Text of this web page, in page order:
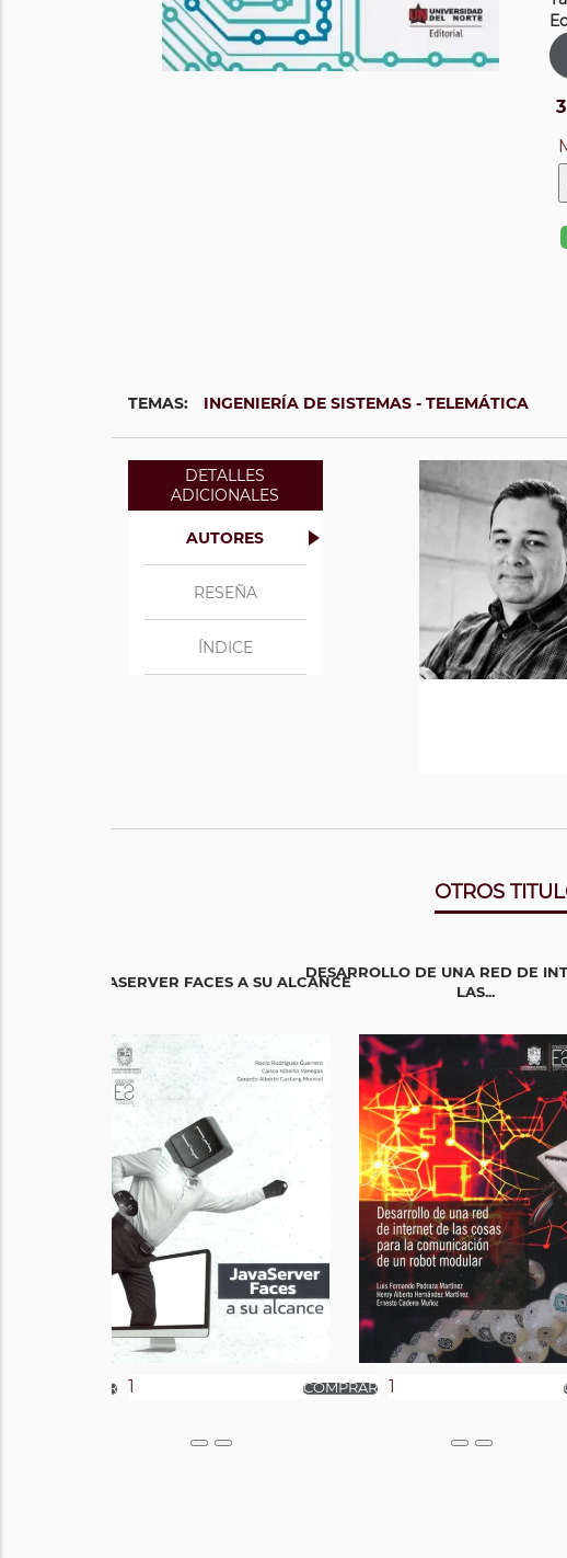
TEMAS: INGENIERÍA DE SISTEMAS - TELEMÁTICA
DETALLES
ADICIONALES
AUTORES
RESEÑA
ÍNDICE
Estudiante
en
Universidad
de proyectos
trabajos de
Ingeniero de
sistemas
proyectos
Ver todos los
OTROS
JAVASERVER FACES A SU ALCANCE
DESARROLLO DE UNA RED DE
LAS...